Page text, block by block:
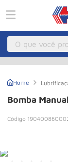
O que você
Bomba
Guincho
3 Macaco
4º Macaco